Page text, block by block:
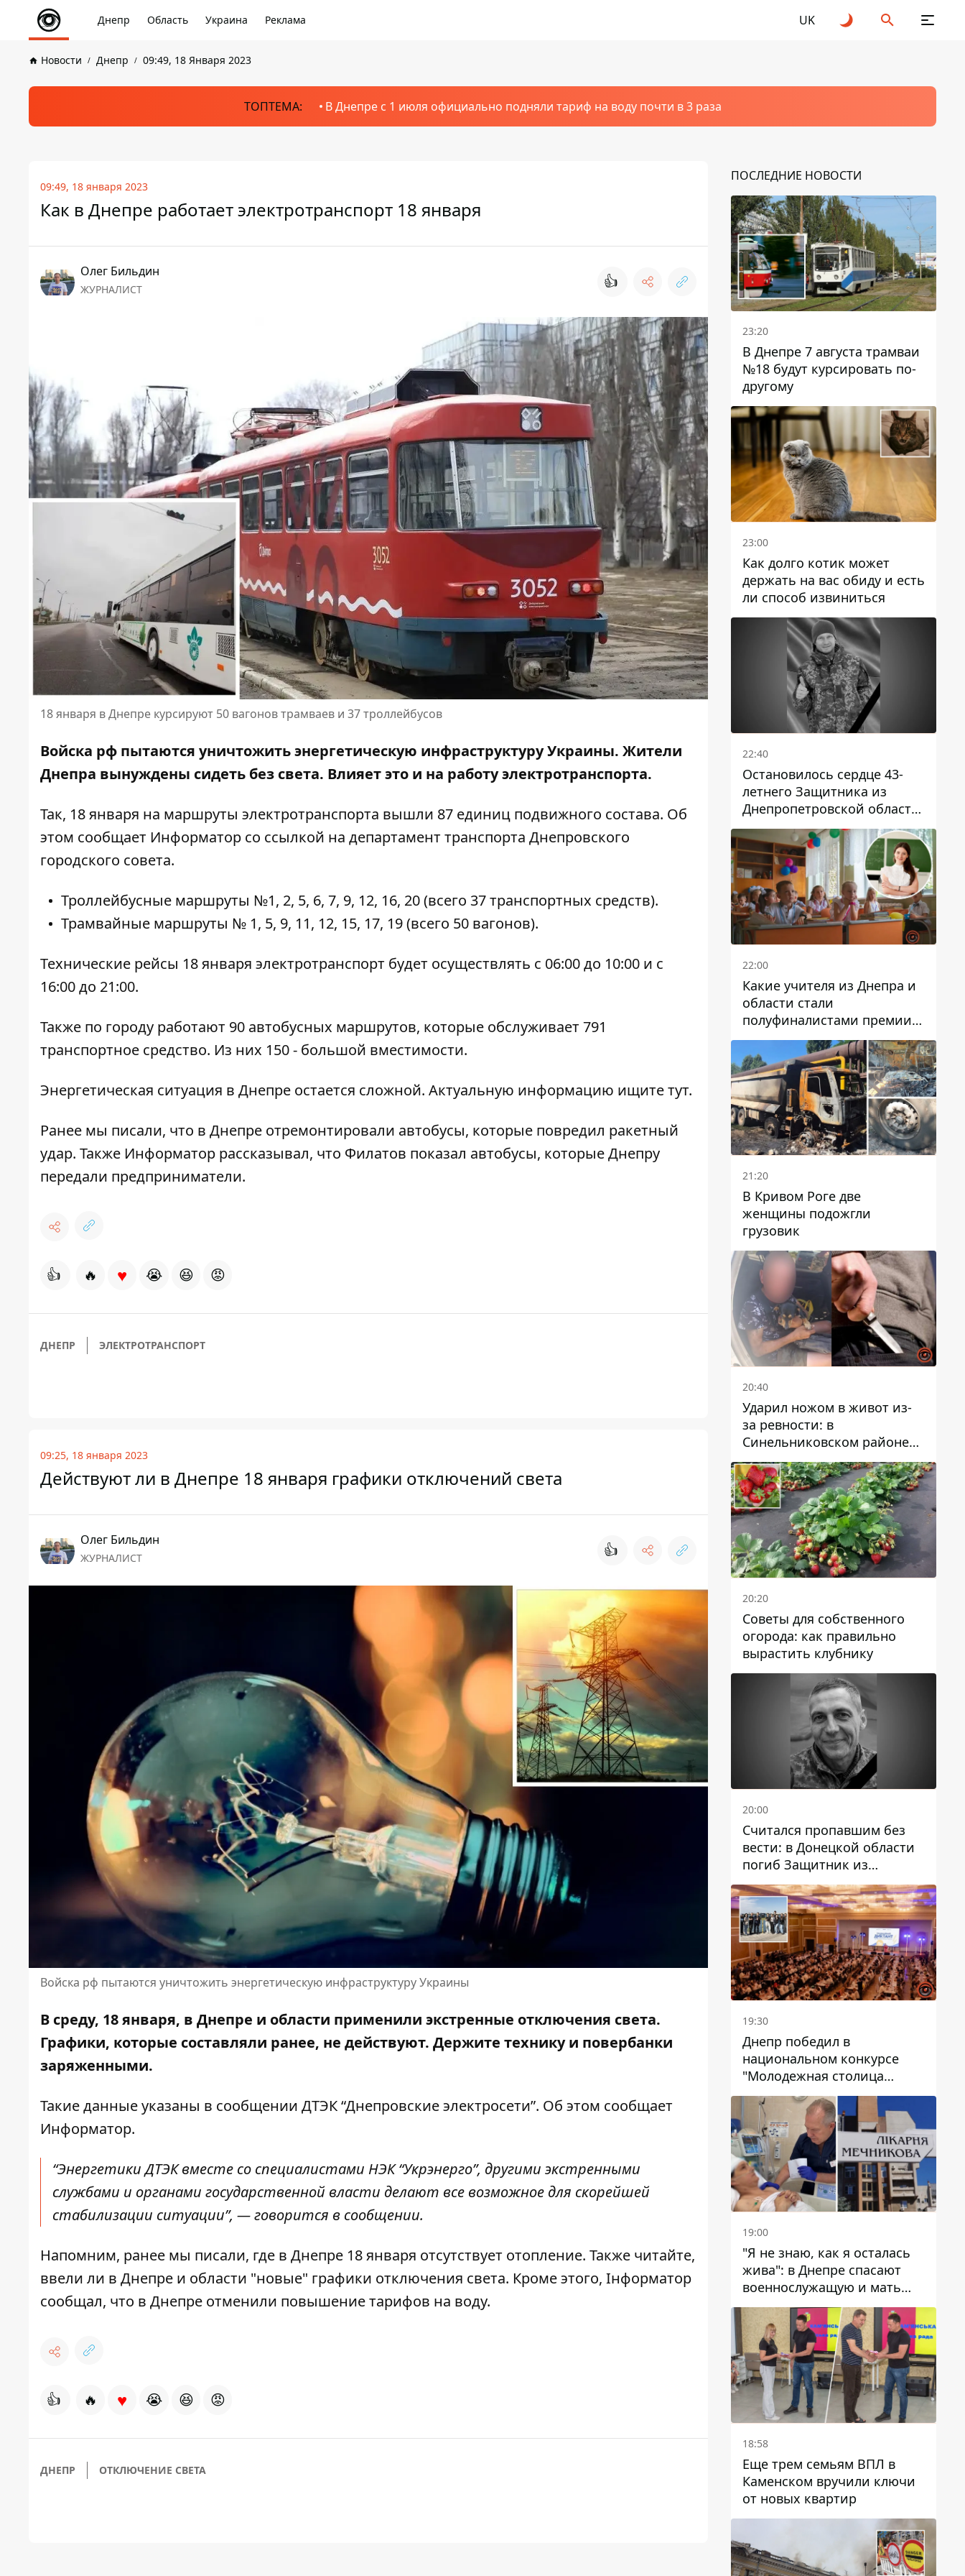
Днепр Область Украина Реклама UK
Новости Днепр 09:49, 18 Января 2023
ТОПТЕМА: В Днепре с 1 июля официально подняли тариф на воду почти в 3 раза
09:49, 18 января 2023
Как в Днепре работает электротранспорт 18 января
Олег Бильдин
ЖУРНАЛИСТ 👍
18 января в Днепре курсируют 50 вагонов трамваев и 37 троллейбусов
Войска рф пытаются уничтожить энергетическую инфраструктуру Украины. Жители
Днепра вынуждены сидеть без света. Влияет это и на работу электротранспорта.
Так, 18 января на маршруты электротранспорта вышли 87 единиц подвижного состава. Об
этом сообщает Информатор со ссылкой на департамент транспорта Днепровского
городского совета.
Троллейбусные маршруты №1, 2, 5, 6, 7, 9, 12, 16, 20 (всего 37 транспортных средств).
Трамвайные маршруты № 1, 5, 9, 11, 12, 15, 17, 19 (всего 50 вагонов).
Технические рейсы 18 января электротранспорт будет осуществлять с 06:00 до 10:00 и с
16:00 до 21:00.
Также по городу работают 90 автобусных маршрутов, которые обслуживает 791
транспортное средство. Из них 150 - большой вместимости.
Энергетическая ситуация в Днепре остается сложной. Актуальную информацию ищитетут.
Ранее мы писали, что в Днепре отремонтировали автобусы, которые повредил ракетный
удар. Также Информатор рассказывал, что Филатов показал автобусы, которые Днепру
передали предприниматели.
👍 🔥 ♥ 😭 😆 😡
ДНЕПР ЭЛЕКТРОТРАНСПОРТ
09:25, 18 января 2023
Действуют ли в Днепре 18 января графики отключений света
Олег Бильдин
ЖУРНАЛИСТ 👍
Войска рф пытаются уничтожить энергетическую инфраструктуру Украины
В среду, 18 января, в Днепре и области применили экстренные отключения света.
Графики, которые составляли ранее, не действуют. Держите технику и повербанки
заряженными.
Такие данные указаны в сообщении ДТЭК “Днепровские электросети”. Об этом сообщает
Информатор.
“Энергетики ДТЭК вместе со специалистами НЭК “Укрэнерго”, другими экстренными
службами и органами государственной власти делают все возможное для скорейшей
стабилизации ситуации”, — говорится в сообщении.
Напомним, ранее мы писали, где в Днепре 18 января отсутствует отопление. Также читайте,
ввели ли в Днепре и области "новые" графики отключения света. Кроме этого, Інформатор
сообщал, что в Днепре отменили повышение тарифов на воду.
👍 🔥 ♥ 😭 😆 😡
ДНЕПР ОТКЛЮЧЕНИЕ СВЕТА
ПОСЛЕДНИЕ НОВОСТИ
23:20
В Днепре 7 августа трамваи
№18 будут курсировать по-
другому
23:00
Как долго котик может
держать на вас обиду и есть
ли способ извиниться
22:40
Остановилось сердце 43-
летнего Защитника из
Днепропетровской области
Евгения Зинченко
22:00
Какие учителя из Днепра и
области стали
полуфиналистами премии
Global Teacher Prize Ukraine
2026
21:20
В Кривом Роге две
женщины подожгли
грузовик
20:40
Ударил ножом в живот из-
за ревности: в
Синельниковском районе
задержали 49-летнего
мужчину за убийство
20:20
Советы для собственного
огорода: как правильно
вырастить клубнику
20:00
Считался пропавшим без
вести: в Донецкой области
погиб Защитник из
Каменского Антон
Красовский
19:30
Днепр победил в
национальном конкурсе
"Молодежная столица
Украины – 2026"
19:00
"Я не знаю, как я осталась
жива": в Днепре спасают
военнослужащую и мать
четверых детей, которую
ранил КАБ
18:58
Еще трем семьям ВПЛ в
Каменском вручили ключи
от новых квартир